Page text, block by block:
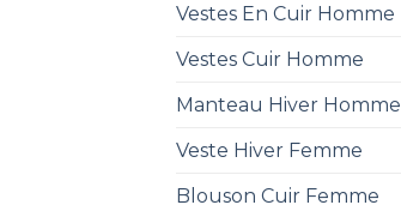
Vestes En Cuir Homme
Vestes Cuir Homme
Manteau Hiver Homme
Veste Hiver Femme
Blouson Cuir Femme